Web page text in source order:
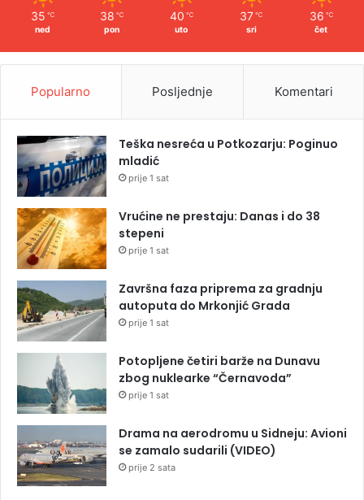
35 ℃
ned
38 ℃
pon
40 ℃
uto
37 ℃
sri
36 ℃
čet
Popularno Posljednje Komentari
Teška nesreća u Potkozarju: Poginuo
mladić
prije 1 sat
Vrućine ne prestaju: Danas i do 38
stepeni
prije 1 sat
Završna faza priprema za gradnju
autoputa do Mrkonjić Grada
prije 1 sat
Potopljene četiri barže na Dunavu
zbog nuklearke “Černavoda”
prije 1 sat
Drama na aerodromu u Sidneju: Avioni
se zamalo sudarili (VIDEO)
prije 2 sata